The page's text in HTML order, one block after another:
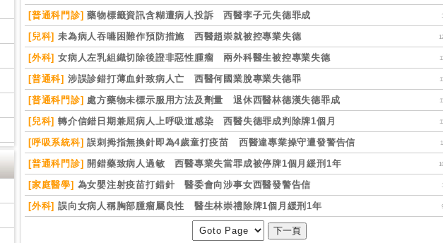
[普通科門診] 藥物標籤資訊含糊遭病人投訴 西醫李子元失德罪成
[兒科] 未為病人吞嚥困難作預防措施 西醫趙崇就被控專業失德
[外科] 女病人左乳組織切除後證非惡性腫瘤 兩外科醫生被控專業失德
[普通科] 涉誤診錯打薄血針致病人亡 西醫何國業脫專業失德罪
[普通科門診] 處方藥物未標示服用方法及劑量 退休西醫林德漢失德罪成
[兒科] 轉介信錯日期兼屈病人上呼吸道感染 西醫失德罪成判除牌1個月
[呼吸系統科] 誤刺拇指無換針即為4歲童打疫苗 西醫違專業操守遭發警告信
[普通科門診] 開錯藥致病人過敏 西醫專業失當罪成被停牌1個月緩刑1年
[家庭醫學] 為女嬰注射疫苗打錯針 醫委會向涉事女西醫發警告信
[外科] 誤向女病人稱胸部腫瘤屬良性 醫生林崇禮除牌1個月緩刑1年